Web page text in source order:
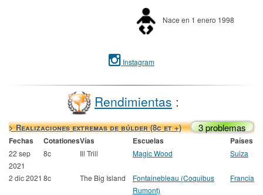
Nace en 1 enero 1998
Instagram
Rendimientas :
> Realizaciones extremas de búlder (8c et +) 3 problemas
Fechas CotationesVías Escuelas Países
22 sep
2021
8c Ill Trill Magic Wood Suiza
2 dic 2021 8c The Big Island
Fontainebleau (Coquibus
Rumont)
Francia